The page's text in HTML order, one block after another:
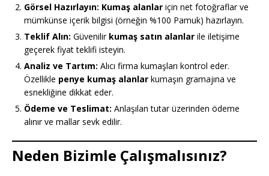
Görsel Hazırlayın: Kumaş alanlar için net fotoğraflar ve
mümkünse içerik bilgisi (örneğin %100 Pamuk) hazırlayın.
Teklif Alın: Güvenilir kumaş satın alanlar ile iletişime
geçerek fiyat teklifi isteyin.
Analiz ve Tartım: Alıcı firma kumaşları kontrol eder.
Özellikle penye kumaş alanlar kumaşın gramajına ve
esnekliğine dikkat eder.
Ödeme ve Teslimat: Anlaşılan tutar üzerinden ödeme
alınır ve mallar sevk edilir.
Neden Bizimle Çalışmalısınız?